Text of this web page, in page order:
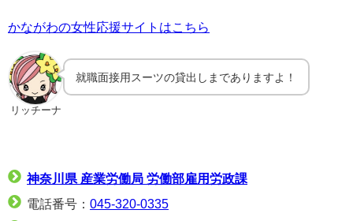
かながわの女性応援サイトはこちら
リッチーナ
就職面接用スーツの貸出しまでありますよ！
神奈川県 産業労働局 労働部雇用労政課
電話番号： 045-320-0335